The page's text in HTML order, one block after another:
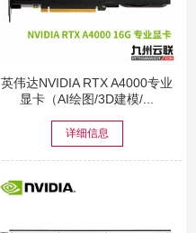
英伟达NVIDIA RTX A4000专业
显卡（AI绘图/3D建模/...
详细信息